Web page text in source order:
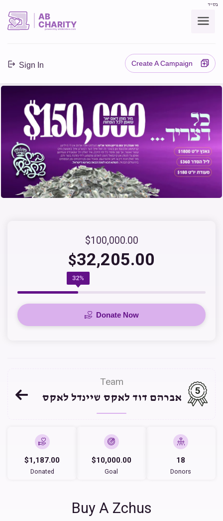
בס"ד
AB
CHARITY
powerd by ahblicklive.com
Sign In Create A Campaign
$100,000.00
$32,205.00
32%
Donate Now
Team
אברהם דוד לאקס שיינדל לאקס
5
$1,187.00
Donated
$10,000.00
Goal
18
Donors
Buy A Zchus